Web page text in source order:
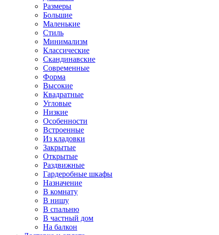
Размеры
Большие
Маленькие
Стиль
Минимализм
Классические
Скандинавские
Современные
Форма
Высокие
Квадратные
Угловые
Низкие
Особенности
Встроенные
Из кладовки
Закрытые
Открытые
Раздвижные
Гардеробные шкафы
Назначение
В комнату
В нишу
В спальню
В частный дом
На балкон